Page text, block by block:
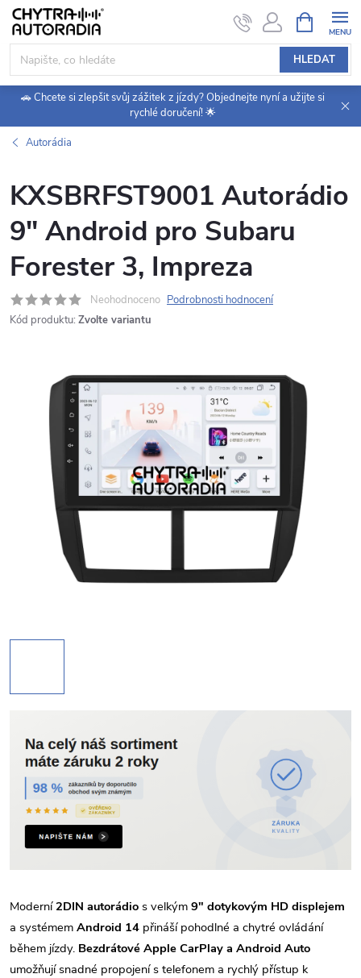
Přejít
obsah
HLEDAT
NÁKUPNÍ
KOŠÍK
🚗 Chcete si zlepšit svůj zážitek z jízdy? Objednejte nyní a užijte si
rychlé doručení! 🌟
Autorádia
KXSBRFST9001 Autorádio
9" Android pro Subaru
Forester 3, Impreza
Neohodnoceno Podrobnosti hodnocení
Kód produktu: Zvolte variantu
Moderní 2DIN autorádio s velkým 9" dotykovým HD displejem
a systémem Android 14 přináší pohodlné a chytré ovládání
během jízdy. Bezdrátové Apple CarPlay a Android Auto
umožňují snadné propojení s telefonem a rychlý přístup k